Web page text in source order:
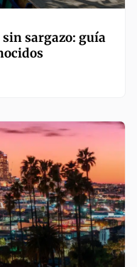
sin sargazo: guía